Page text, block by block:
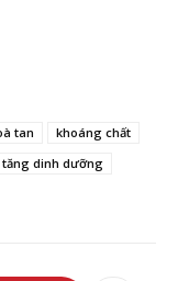
tan
khoáng chất
dinh dưỡng